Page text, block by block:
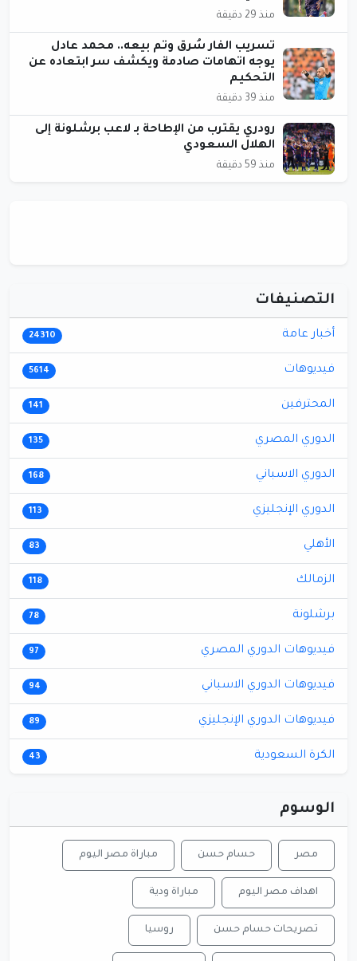
منذ 29 دقيقة
تسريب الفار سُرق وتم بيعه.. محمد عادل
يوجه اتهامات صادمة ويكشف سر ابتعاده عن
التحكيم
منذ 39 دقيقة
رودري يقترب من الإطاحة بـ لاعب برشلونة إلى
الهلال السعودي
منذ 59 دقيقة
التصنيفات
أخبار عامة 24310
فيديوهات 5614
المحترفين 141
الدوري المصري 135
الدوري الاسباني 168
الدوري الإنجليزي 113
الأهلي 83
الزمالك 118
برشلونة 78
فيديوهات الدوري المصري 97
فيديوهات الدوري الاسباني 94
فيديوهات الدوري الإنجليزي 89
الكرة السعودية 43
الوسوم
مصر حسام حسن مباراة مصر اليوم
اهداف مصر اليوم مباراة ودية
تصريحات حسام حسن روسيا